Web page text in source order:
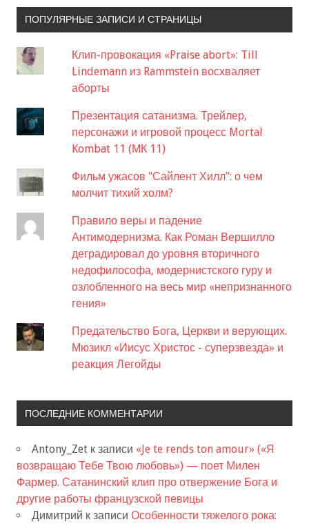
ПОПУЛЯРНЫЕ ЗАПИСИ И СТРАНИЦЫ
Клип-провокация «Praise abort»: Till
Lindemann из Rammstein восхваляет
аборты
Презентация сатанизма. Трейлер,
персонажи и игровой процесс Mortal
Kombat 11 (МК 11)
Фильм ужасов "Сайлент Хилл": о чем
молчит тихий холм?
Правило веры и падение
Антимодернизма. Как Роман Вершилло
деградировал до уровня вторичного
недофилософа, модернистского гуру и
озлобленного на весь мир «непризнанного
гения»
Предательство Бога, Церкви и верующих.
Мюзикл «Иисус Христос - суперзвезда» и
реакция Легойды
ПОСЛЕДНИЕ КОММЕНТАРИИ
Antony_Zet к записи «Je te rends ton amour» («Я
возвращаю Тебе Твою любовь») — поет Милен
Фармер. Сатанинский клип про отвержение Бога и
другие работы французской певицы
Димитрий к записи Особенности тяжелого рока: